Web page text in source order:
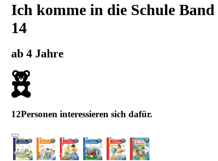
Ich komme in die Schule Band
14
ab 4 Jahre
12Personen interessieren sich dafür.